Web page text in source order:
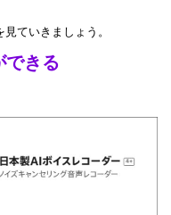
見ていきましょう。
きる